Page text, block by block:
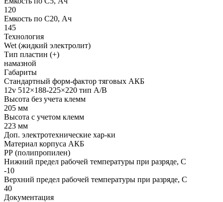
120
Емкость по С20, Ач
145
Технология
Wet (жидкий электролит)
Тип пластин (+)
намазной
Габариты
Стандартный форм-фактор тяговых АКБ
12v 512×188-225×220 тип А/В
Высота без учета клемм
205 мм
Высота с учетом клемм
223 мм
Доп. электротехнические хар-ки
Материал корпуса АКБ
РР (полипропилен)
Нижний предел рабочей температуры при разряде, С
-10
Верхний предел рабочей температуры при разряде, С
40
Документация